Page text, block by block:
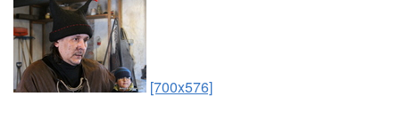
[700x576]